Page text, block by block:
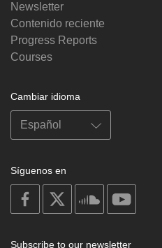
Newsletter
Contenido reciente
Progress Reports
Courses
Cambiar idioma
Síguenos en
on
facebook
soundcloud
Subscribe to our newsletter